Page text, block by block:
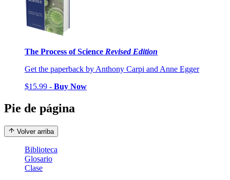
The Process of Science Revised Edition
Get the paperback by Anthony Carpi and Anne Egger
$15.99 - Buy Now
Pie de página
Volver arriba
Biblioteca
Glosario
Clase